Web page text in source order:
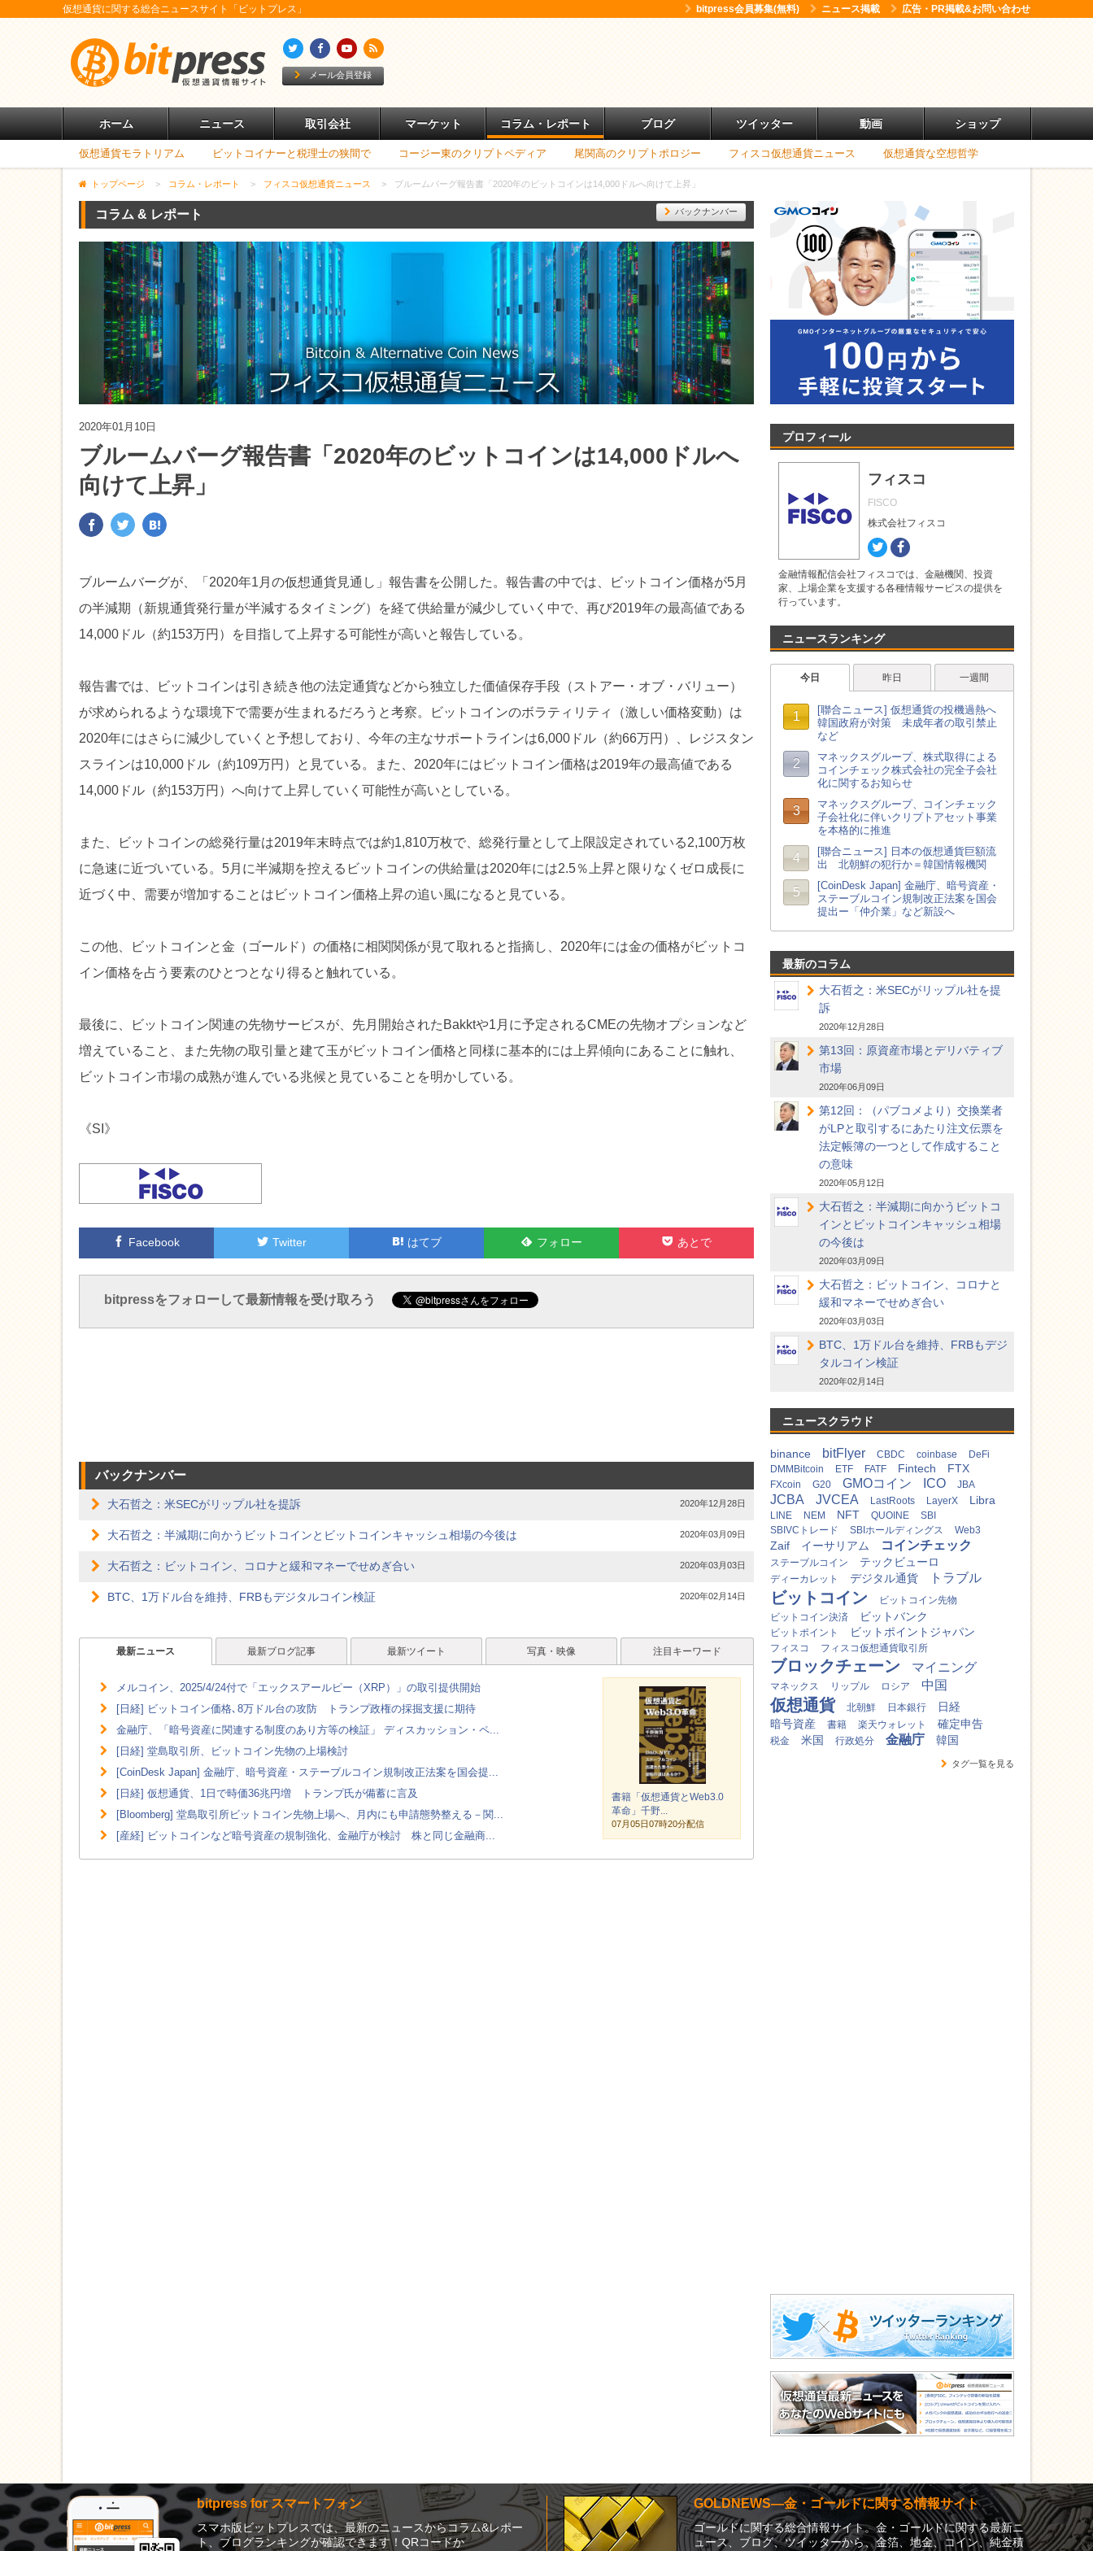
仮想通貨に関する総合ニュースサイト「ビットプレス」 bitpress会員募集(無料) ニュース掲載 広告・PR掲載&お問い合わせ
メール会員登録
ホーム ニュース 取引会社 マーケット コラム・レポート ブログ ツイッター 動画 ショップ
仮想通貨モラトリアム ビットコイナーと税理士の狭間で コージー東のクリプトペディア 尾関高のクリプトポロジー フィスコ仮想通貨ニュース 仮想通貨な空想哲学
トップページ > コラム・レポート > フィスコ仮想通貨ニュース > ブルームバーグ報告書「2020年のビットコインは14,000ドルへ向けて上昇」
コラム & レポート バックナンバー
2020年01月10日
ブルームバーグ報告書「2020年のビットコインは14,000ドルへ
向けて上昇」
ブルームバーグが、「2020年1月の仮想通貨見通し」報告書を公開した。報告書の中では、ビットコイン価格が5月
の半減期（新規通貨発行量が半減するタイミング）を経て供給量が減少していく中で、再び2019年の最高値である
14,000ドル（約153万円）を目指して上昇する可能性が高いと報告している。
報告書では、ビットコインは引き続き他の法定通貨などから独立した価値保存手段（ストアー・オブ・バリュー）
が求められるような環境下で需要が生まれるだろうと考察。ビットコインのボラティリティ（激しい価格変動）は
2020年にはさらに減少していくと予想しており、今年の主なサポートラインは6,000ドル（約66万円）、レジスタン
スラインは10,000ドル（約109万円）と見ている。また、2020年にはビットコイン価格は2019年の最高値である
14,000ドル（約153万円）へ向けて上昇していく可能性が高いとしている。
また、ビットコインの総発行量は2019年末時点では約1,810万枚で、総発行量として上限設定されている2,100万枚
に急速に近づいている。5月に半減期を控えるビットコインの供給量は2020年には2.5％上昇と限りなくゼロ成長に
近づく中、需要が増加することはビットコイン価格上昇の追い風になると見ている。
この他、ビットコインと金（ゴールド）の価格に相関関係が見て取れると指摘し、2020年には金の価格がビットコ
イン価格を占う要素のひとつとなり得ると触れている。
最後に、ビットコイン関連の先物サービスが、先月開始されたBakktや1月に予定されるCMEの先物オプションなど
増えていること、また先物の取引量と建て玉がビットコイン価格と同様に基本的には上昇傾向にあることに触れ、
ビットコイン市場の成熟が進んでいる兆候と見ていることを明かしている。
《SI》
Facebook Twitter はてブ
Feedly
フォロー
Pocket
あとで
bitpressをフォローして最新情報を受け取ろう
バックナンバー
大石哲之：米SECがリップル社を提訴 2020年12月28日
大石哲之：半減期に向かうビットコインとビットコインキャッシュ相場の今後は 2020年03月09日
大石哲之：ビットコイン、コロナと緩和マネーでせめぎ合い 2020年03月03日
BTC、1万ドル台を維持、FRBもデジタルコイン検証 2020年02月14日
最新ニュース 最新ブログ記事 最新ツイート 写真・映像 注目キーワード
メルコイン、2025/4/24付で「エックスアールピー（XRP）」の取引提供開始
[日経] ビットコイン価格､8万ドル台の攻防 トランプ政権の採掘支援に期待
金融庁、「暗号資産に関連する制度のあり方等の検証」 ディスカッション・ペ...
[日経] 堂島取引所、ビットコイン先物の上場検討
[CoinDesk Japan] 金融庁、暗号資産・ステーブルコイン規制改正法案を国会提...
[日経] 仮想通貨、1日で時価36兆円増 トランプ氏が備蓄に言及
[Bloomberg] 堂島取引所ビットコイン先物上場へ、月内にも申請態勢整える－関...
[産経] ビットコインなど暗号資産の規制強化、金融庁が検討 株と同じ金融商...
書籍「仮想通貨とWeb3.0
革命」千野...
07月05日07時20分配信
プロフィール
フィスコ
FISCO
株式会社フィスコ
TwitterFacebook
金融情報配信会社フィスコでは、金融機関、投資
家、上場企業を支援する各種情報サービスの提供を
行っています。
ニュースランキング
最新のコラム
大石哲之：米SECがリップル社を提
訴
2020年12月28日
第13回：原資産市場とデリバティブ
市場
2020年06月09日
第12回：（パブコメより）交換業者
がLPと取引するにあたり注文伝票を
法定帳簿の一つとして作成すること
の意味
2020年05月12日
大石哲之：半減期に向かうビットコ
インとビットコインキャッシュ相場
の今後は
2020年03月09日
大石哲之：ビットコイン、コロナと
緩和マネーでせめぎ合い
2020年03月03日
BTC、1万ドル台を維持、FRBもデジ
タルコイン検証
2020年02月14日
ニュースクラウド
binance bitFlyer CBDC coinbase
DeFi
DMMBitcoin
ETF FATF Fintech FTX
FXcoin G20 GMOコイン ICO JBA
JCBA JVCEA LastRoots LayerX Libra
LINE NEM NFT QUOINE
SBI
SBIVCトレード
SBIホールディングス Web3
Zaif イーサリアム コインチェック
ステーブルコイン テックビューロ
ディーカレット デジタル通貨 トラブル
ビットコイン
ビットコイン先物
ビットコイン決済
ビットバンク
ビットポイント ビットポイントジャパン
フィスコ フィスコ仮想通貨取引所
ブロックチェーン マイニング
マネックス リップル ロシア 中国
仮想通貨 北朝鮮 日本銀行
日経
暗号資産
書籍 楽天ウォレット 確定申告
税金 米国 行政処分 金融庁 韓国
タグ一覧を見る
bitpress for スマートフォン
スマホ版ビットプレスでは、最新のニュースからコラム&レポー
ト、ブログランキングが確認できます！QRコードか
GOLDNEWS―金・ゴールドに関する情報サイト
ゴールドに関する総合情報サイト。金・ゴールドに関する最新ニ
ュース、ブログ、ツイッターから、金箔、地金、コイン、純金積